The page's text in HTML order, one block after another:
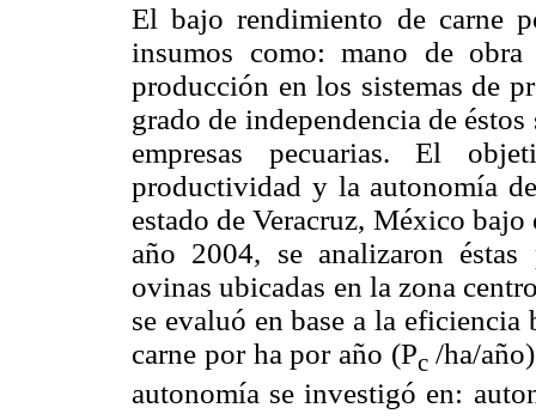
El bajo rendimiento de carne
insumos como: mano de
producción en los sistemas de
grado de independencia de
empresas pecuarias. El
productividad y la autonomía
estado de Veracruz, México
año 2004, se analizaron éstas
ovinas ubicadas en la zona
se evaluó en base a la
carne por ha por año (Pc /ha/
autonomía se investigó en: